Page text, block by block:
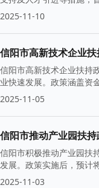
机遇，实现更大突破。
2025-11-10
信阳市高新技术企业
信阳市高新技术企业扶持
业快速发展。政策涵盖资
2025-11-05
信阳市推动产业园扶
信阳市积极推动产业园扶
发展。政策实施后，预计
2025-11-03